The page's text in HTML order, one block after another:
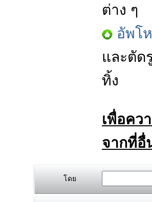
ต่าง ๆ
อัพโ
และตัด
ทิ้ง
เพื่อคว
จากที่อื่
โดย